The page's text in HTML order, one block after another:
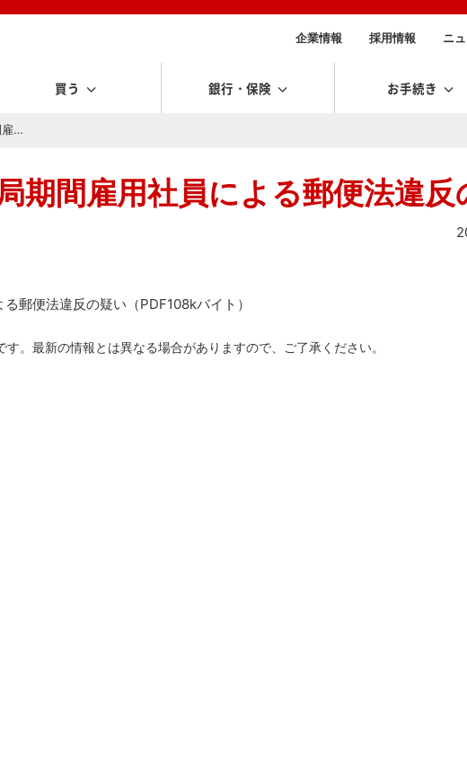
企業情報 採用情報 ニ
買う 銀行・保険 お手続き
雇…
間雇用社員による郵便法違反
郵便法違反の疑い（PDF108kバイト）
。最新の情報とは異なる場合がありますので、ご了承ください。